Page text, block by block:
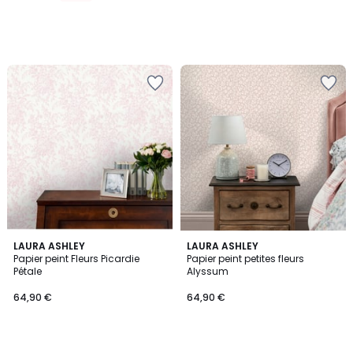
LAURA ASHLEY
Papier peint Fleurs Picardie
Pétale
64,90 €
LAURA ASHLEY
Papier peint petites fleurs
Alyssum
64,90 €